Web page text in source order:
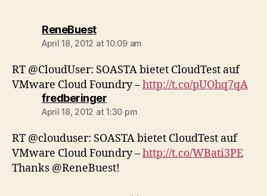
ReneBuestsays:
April 18, 2012 at 10:09 am
RT @CloudUser: SOASTA bietet CloudTest auf
VMware Cloud Foundry –http://t.co/pUOhq7qA
fredberingersays:
April 18, 2012 at 1:30 pm
RT @clouduser: SOASTA bietet CloudTest auf
VMware Cloud Foundry –http://t.co/WBati3PE
Thanks @ReneBuest!